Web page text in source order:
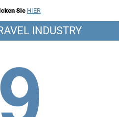
Sie HIER
INDUSTRY